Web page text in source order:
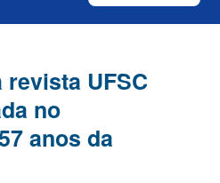
revista UFSC
no
anos da